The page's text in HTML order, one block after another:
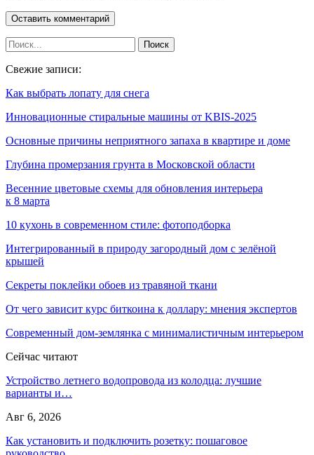
Свежие записи:
Как выбрать лопату для снега
Инновационные стиральные машины от KBIS-2025
Основные причины неприятного запаха в квартире и доме
Глубина промерзания грунта в Московской области
Весенние цветовые схемы для обновления интерьера
к 8 марта
10 кухонь в современном стиле: фотоподборка
Интегрированный в природу загородный дом с зелёной
крышей
Секреты поклейки обоев из травяной ткани
От чего зависит курс биткоина к доллару: мнения экспертов
Современный дом-землянка с минималистичным интерьером
Сейчас читают
Устройство летнего водопровода из колодца: лучшие
варианты и…
Авг 6, 2026
Как установить и подключить розетку: пошаговое